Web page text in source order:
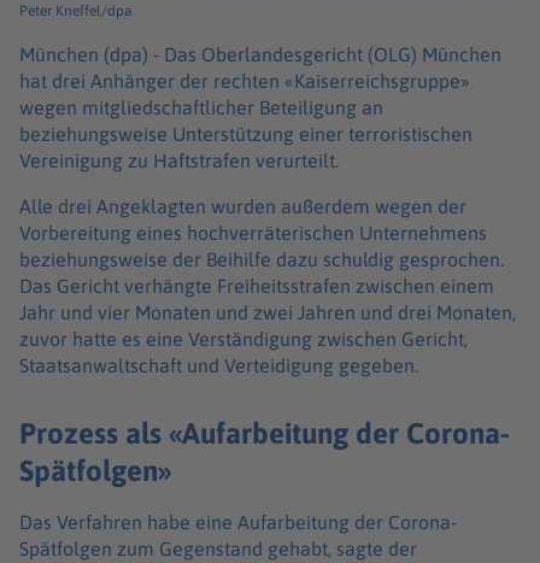
Peter Kneffel/dpa
München (dpa) - Das Oberlandesgericht (OLG) München
hat drei Anhänger der rechten «Kaiserreichsgruppe»
wegen mitgliedschaftlicher Beteiligung an
beziehungsweise Unterstützung einer terroristischen
Vereinigung zu Haftstrafen verurteilt.
Alle drei Angeklagten wurden außerdem wegen der
Vorbereitung eines hochverräterischen Unternehmens
beziehungsweise der Beihilfe dazu schuldig gesprochen.
Das Gericht verhängte Freiheitsstrafen zwischen einem
Jahr und vier Monaten und zwei Jahren und drei Monaten,
zuvor hatte es eine Verständigung zwischen Gericht,
Staatsanwaltschaft und Verteidigung gegeben.
Prozess als «Aufarbeitung der Corona-
Spätfolgen»
Das Verfahren habe eine Aufarbeitung der Corona-
Spätfolgen zum Gegenstand gehabt, sagte der